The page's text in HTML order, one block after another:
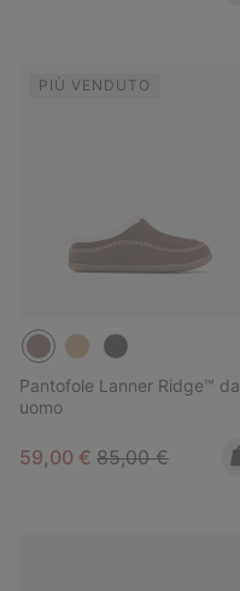
PIÙ VENDUTO
Pantofole Lanner Ridge™ da
uomo
Sale price:
59,00 € Regular price:
85,00 €